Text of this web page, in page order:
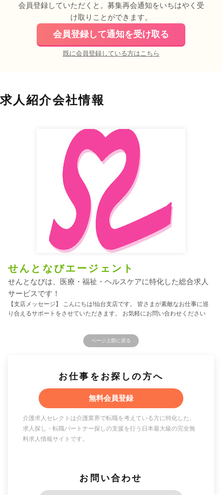
会員登録していただくと。募集再会通知をいちはやく受
け取りことができます。
会員登録して通知を受け取る
既に会員登録している方はこちら
求人紹介会社情報
せんとなびエージェント
せんとなびは、医療・福祉・ヘルスケアに特化した総合求人
サービスです！
【支店メッセージ】 こんにちは!仙台支店です。 皆さまが素敵なお仕事に巡
り合えるサポートをさせていただきます。 お気軽にお問い合わせください
ページ上部に戻る
お仕事をお探しの方へ
無料会員登録
介護求人セレクトは介護業界で転職を考えている方に特化した、
求人探し・転職パートナー探しの支援を行う日本最大級の完全無
料求人情報サイトです。
お問い合わせ